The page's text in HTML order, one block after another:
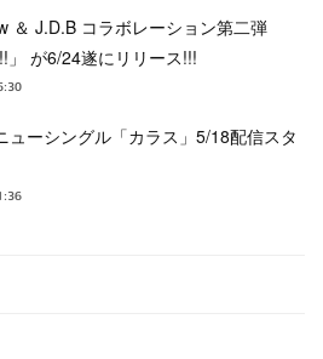
＆ J.D.B コラボレーション第二弾
」 が6/24遂にリリース!!!
ューシングル「カラス」5/18配信スタ